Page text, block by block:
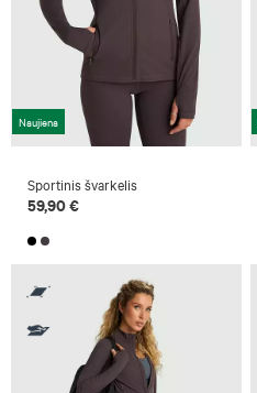
Naujiena
Sportinis švarkelis
59,90 €